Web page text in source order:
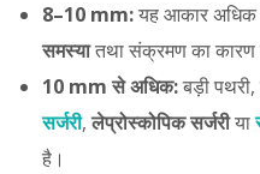
8–10 mm:यह आकार अधिक
समस्यातथा संक्रमण का कारण
10 mm से अधिक:बड़ी
सर्जरी,लेप्रोस्कोपिक सर्जरीया
है।